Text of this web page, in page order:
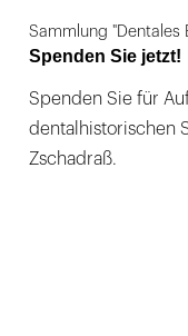
Sammlung "Dentales
Spenden Sie jetzt!
Spenden Sie für
dentalhistorischen
Zschadraß.